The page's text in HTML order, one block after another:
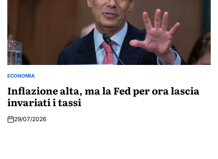
POSTED
ECONOMIA
Inflazione alta, ma la Fed per ora lascia
invariati i tassi
29/07/2026